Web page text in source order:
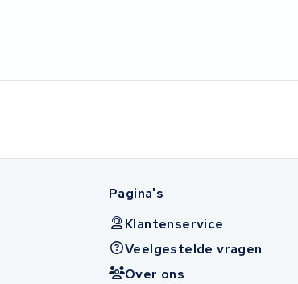
Pagina's
Klantenservice
Veelgestelde vragen
Over ons